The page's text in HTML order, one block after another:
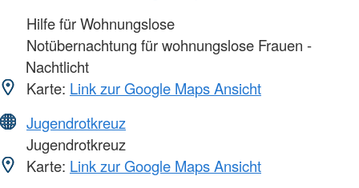
Hilfe für Wohnungslose
Notübernachtung für wohnungslose Frauen -
Nachtlicht
Karte: Link zur Google Maps Ansicht
Jugendrotkreuz
Jugendrotkreuz
Karte: Link zur Google Maps Ansicht